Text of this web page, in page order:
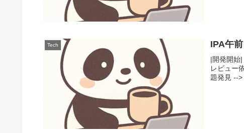
Tech IPA午
|開発開始
レビュー
題発見 -->